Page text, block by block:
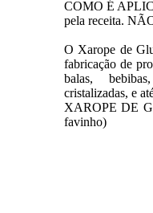
COMO É
pela receita.
O Xarope de
fabricação de
balas,
cristalizadas, e
XAROPE DE
favinho)